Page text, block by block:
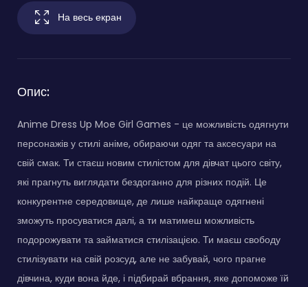
На весь екран
Опис:
Anime Dress Up Moe Girl Games - це можливість одягнути
персонажів у стилі аніме, обираючи одяг та аксесуари на
свій смак. Ти стаєш новим стилістом для дівчат цього світу,
які прагнуть виглядати бездоганно для різних подій. Це
конкурентне середовище, де лише найкраще одягнені
зможуть просуватися далі, а ти матимеш можливість
подорожувати та займатися стилізацією. Ти маєш свободу
стилізувати на свій розсуд, але не забувай, чого прагне
дівчина, куди вона йде, і підбирай вбрання, яке допоможе їй